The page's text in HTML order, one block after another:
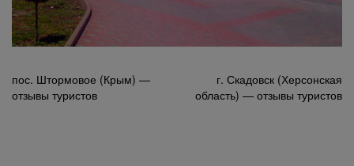
Навигация
по
пос. Штормовое (Крым) —
отзывы туристов
г. Скадовск (Херсонская
область) — отзывы туристов